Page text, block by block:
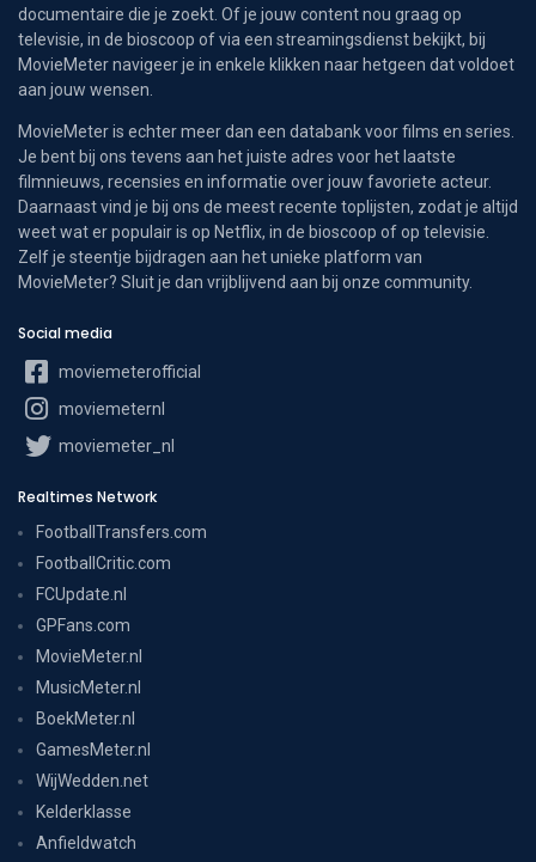
documentaire die je zoekt. Of je jouw content nou graag op
televisie, in de bioscoop of via een streamingsdienst bekijkt, bij
MovieMeter navigeer je in enkele klikken naar hetgeen dat voldoet
aan jouw wensen.
MovieMeter is echter meer dan een databank voor films en series.
Je bent bij ons tevens aan het juiste adres voor het laatste
filmnieuws, recensies en informatie over jouw favoriete acteur.
Daarnaast vind je bij ons de meest recente toplijsten, zodat je altijd
weet wat er populair is op Netflix, in de bioscoop of op televisie.
Zelf je steentje bijdragen aan het unieke platform van
MovieMeter? Sluit je dan vrijblijvend aan bij onze community.
Social media
moviemeterofficial
moviemeternl
moviemeter_nl
Realtimes Network
FootballTransfers.com
FootballCritic.com
FCUpdate.nl
GPFans.com
MovieMeter.nl
MusicMeter.nl
BoekMeter.nl
GamesMeter.nl
WijWedden.net
Kelderklasse
Anfieldwatch